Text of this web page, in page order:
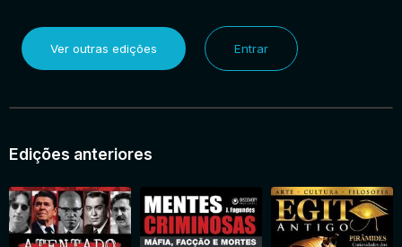
Ver outras edições Entrar
Edições anteriores